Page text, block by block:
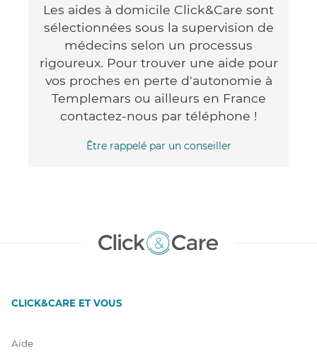
Les aides à domicile Click&Care sont
sélectionnées sous la supervision de
médecins selon un processus
rigoureux. Pour trouver une aide pour
vos proches en perte d'autonomie à
Templemars ou ailleurs en France
contactez-nous par téléphone !
Être rappelé par un conseiller
CLICK&CARE ET VOUS
Aide